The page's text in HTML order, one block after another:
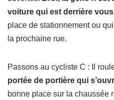
voiture qui est derrière vous
place de stationnement ou
la prochaine rue.
Passons au cycliste C : Il
portée de portière qui
bonne place sur la chaussée